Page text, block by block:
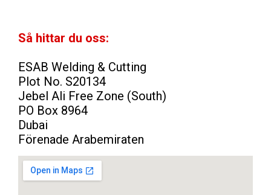
Så hittar du oss:
ESAB Welding & Cutting
Plot No. S20134
Jebel Ali Free Zone (South)
PO Box 8964
Dubai
Förenade Arabemiraten